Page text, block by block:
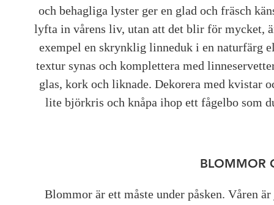
och behagliga lyster ger en glad och fräsch
lyfta in vårens liv, utan att det blir för mycket,
exempel en skrynklig linneduk i en naturfärg
textur synas och komplettera med
glas, kork och liknade. Dekorera med kvistar
lite björkris och knåpa ihop ett fågelbo som
BLOMMOR
Blommor är ett måste under påsken. Våren